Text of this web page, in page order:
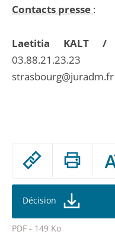
Passer
partage
l'article
pour
Décision
PDF - 149 Ko
Contacts presse :
Laetitia KALT /
strasbourg@juradm.fr